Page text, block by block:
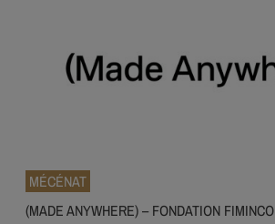
MÉCÉNAT
(MADE ANYWHERE) – FONDATION FIMINCO